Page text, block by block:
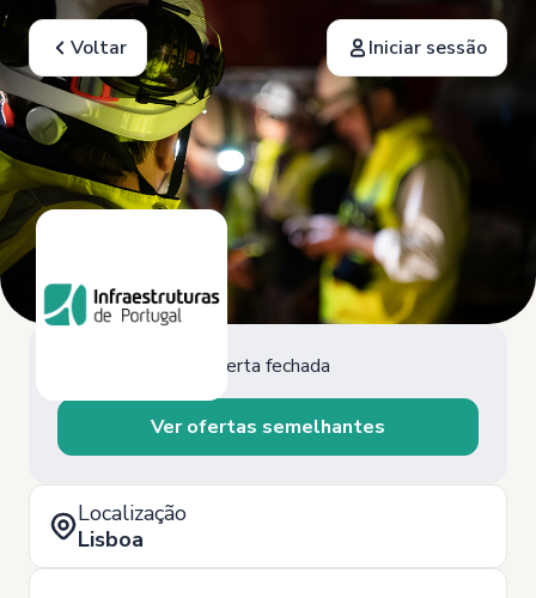
Voltar Iniciar sessão
Oferta fechada
Ver ofertas semelhantes
Localização
Lisboa